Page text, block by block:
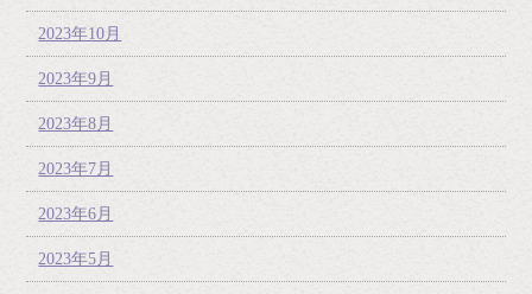
2023年10月
2023年9月
2023年8月
2023年7月
2023年6月
2023年5月